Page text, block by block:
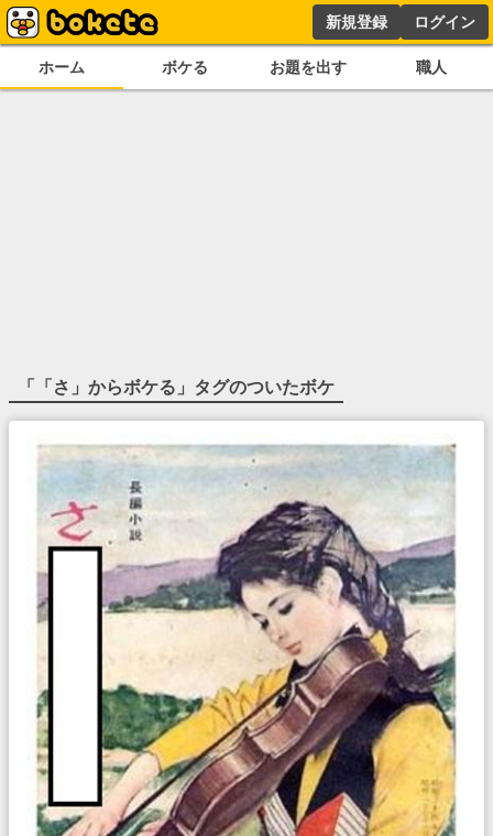
新規登録 ログイン
ホーム ボケる お題を出す 職人
「 「さ」からボケる 」タグのついたボケ